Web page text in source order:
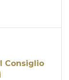
Consiglio